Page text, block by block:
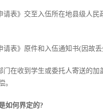
表》交至入伍所在地县级人
表》原件和入伍通知书(因故
在收到学生或委托人寄送的
。
如何界定的?